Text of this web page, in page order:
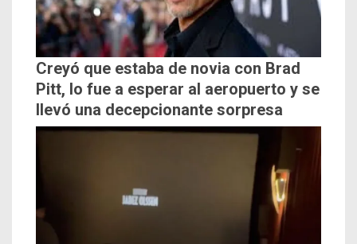
Creyó que estaba de novia con Brad
Pitt, lo fue a esperar al aeropuerto y se
llevó una decepcionante sorpresa